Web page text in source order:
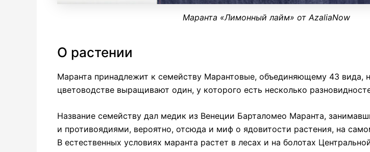
Маранта «Лимонный лайм» от AzaliaNow
О растении
Маранта принадлежит к семейству Марантовые, объединяющему 43 вида,
цветоводстве выращивают один, у которого есть несколько
Название семейству дал медик из Венеции Барталомео Маранта,
и противоядиями, вероятно, отсюда и миф о ядовитости растения, на
В естественных условиях маранта растет в лесах и на болотах